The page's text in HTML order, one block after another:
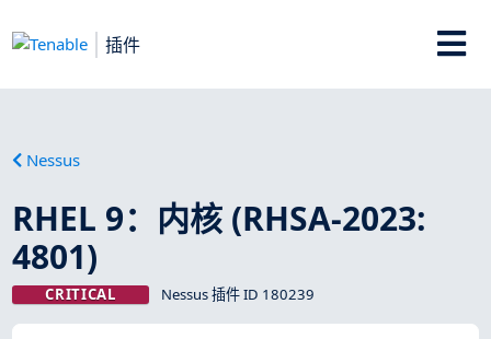
插件
Nessus
RHEL 9：内核 (RHSA-2023:
4801)
CRITICAL Nessus 插件 ID 180239